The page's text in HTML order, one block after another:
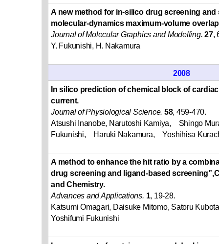
A new method for in-silico drug screening
molecular-dynamics maximum-volume
Journal of Molecular Graphics and Modelling. 27,
Y. Fukunishi, H. Nakamura
2008
In silico prediction of chemical block of
current.
Journal of Physiological Science. 58, 459-470.
Atsushi Inanobe, Narutoshi Kamiya, Shingo
Fukunishi, Haruki Nakamura, Yoshihisa
A method to enhance the hit ratio by a
drug screening and ligand-based
and Chemistry.
Advances and Applications. 1, 19-28.
Katsumi Omagari, Daisuke Mitomo, Satoru
Yoshifumi Fukunishi